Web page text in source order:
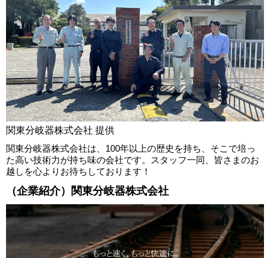
関東分岐器株式会社 提供
関東分岐器株式会社は、100年以上の歴史を持ち、そこで培っ
た高い技術力が持ち味の会社です。スタッフ一同、皆さまのお
越しを心よりお待ちしております！
（企業紹介）関東分岐器株式会社